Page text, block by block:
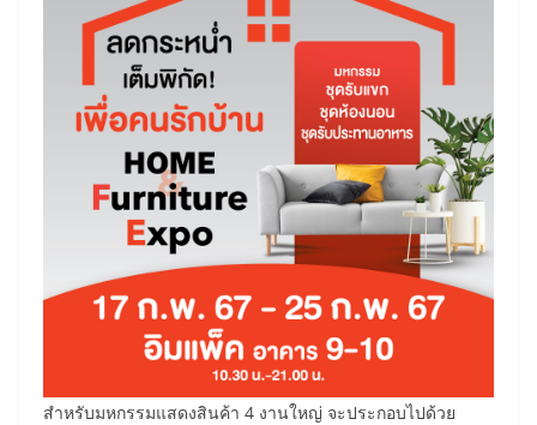
​สำหรับมหกรรมแสดงสินค้า 4 งานใหญ่ จะประกอบไปด้วย